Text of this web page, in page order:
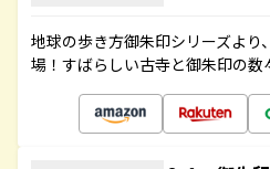
地球の歩き方御朱印シリーズよ
場！すばらしい古寺と御朱印の数